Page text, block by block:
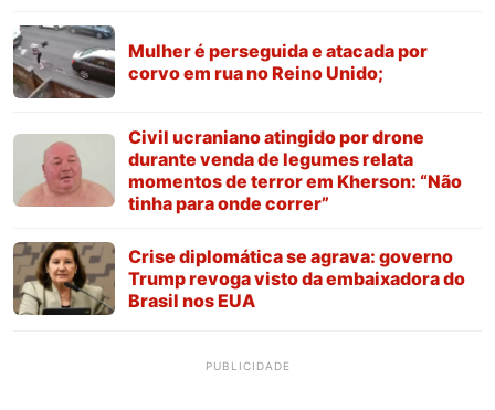
Mulher é perseguida e atacada por
corvo em rua no Reino Unido;
Civil ucraniano atingido por drone
durante venda de legumes relata
momentos de terror em Kherson: “Não
tinha para onde correr”
Crise diplomática se agrava: governo
Trump revoga visto da embaixadora do
Brasil nos EUA
PUBLICIDADE